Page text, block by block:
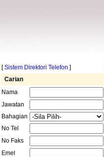
[Sistem Direktori Telefon ]
Carian
Nama
Jawatan
Bahagian
No Tel
No Faks
Emel